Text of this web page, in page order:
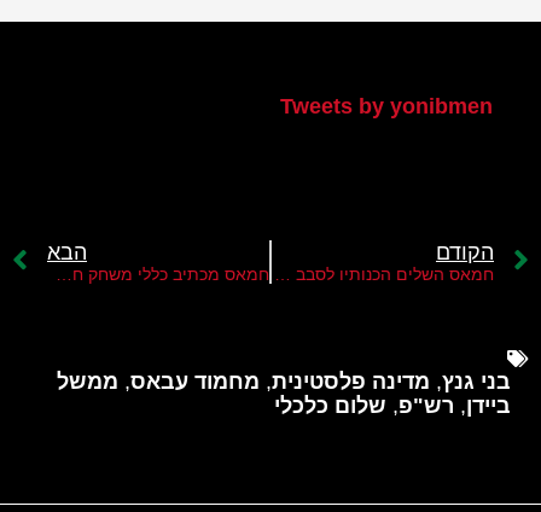
Tweets by yonibmen
הקודם
חמאס השלים הכנותיו לסבב לחימה חדש נגד ישראל
הבא
חמאס מכתיב כללי משחק חדשים לישראל
בני גנץ, מדינה פלסטינית, מחמוד עבאס, ממשל
ביידן, רש"פ, שלום כלכלי